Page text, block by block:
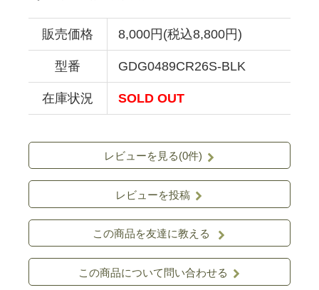
販売価格 8,000円(税込8,800円)
型番 GDG0489CR26S-BLK
在庫状況 SOLD OUT
レビューを見る(0件)
レビューを投稿
この商品を友達に教える
この商品について問い合わせる